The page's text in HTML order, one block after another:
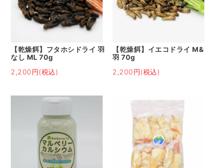
【乾燥餌】フタホシドライ 羽
なし ML 70g
2,200円(税込)
【乾燥餌】イエコドライ M&
羽 70g
2,200円(税込)